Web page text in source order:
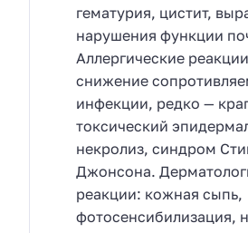
гематурия, цистит,
нарушения функции
Аллергические
снижение
инфекции, редко —
токсический
некролиз, синдром
Джонсона.
реакции: кожная сыпь,
фотосенсибилизация,